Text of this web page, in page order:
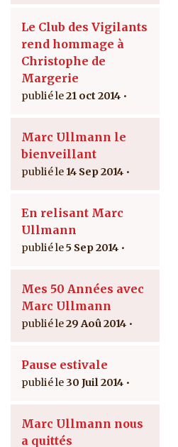
Le Club des Vigilants
rend hommage à
Christophe de
Margerie
21 oct 2014
Marc Ullmann le
bienveillant
14 Sep 2014
En relisant Marc
Ullmann
5 Sep 2014
Mes 50 Années avec
Marc Ullmann
29 Aoû 2014
Pause estivale
30 Juil 2014
Marc Ullmann nous
a quittés